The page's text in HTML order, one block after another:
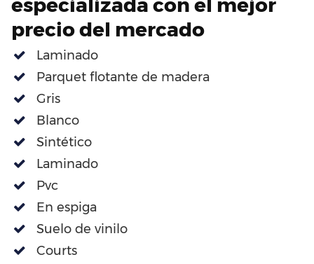
precio del mercado
Laminado
Parquet flotante de madera
Gris
Blanco
Sintético
Laminado
Pvc
En espiga
Suelo de vinilo
Courts